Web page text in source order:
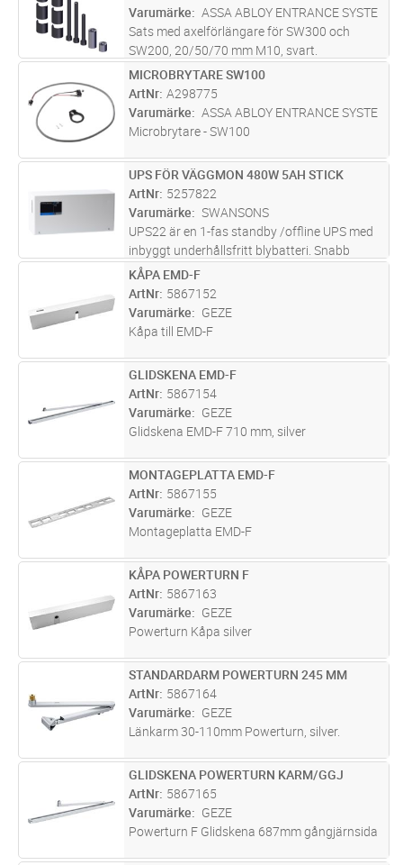
tryckande installationer med glidskena.
Varumärke
ASSA ABLOY ENTRANCE SYSTE
Sats med axelförlängare för SW300 och
SW200, 20/50/70 mm M10, svart.
ST Lägg i kundvagn
MICROBRYTARE SW100
ArtNr A298775
Varumärke
ASSA ABLOY ENTRANCE SYSTE
Microbrytare - SW100
ST Lägg i kundvagn
UPS FÖR VÄGGMON 480W 5AH STICK
ArtNr 5257822
Varumärke
SWANSONS
UPS22 är en 1-fas standby /offline UPS med
inbyggt underhållsfritt blybatteri. Snabb
omkopplingstid, 2-8mS till UPS läge och
snabb uppladdningstid (7 tim) av batteriet.
Off-line UPS med trapetsformad
ST Lägg i kundvagn
KÅPA EMD-F
ArtNr 5867152
Varumärke
GEZE
Kåpa till EMD-F
ST Lägg i kundvagn
GLIDSKENA EMD-F
ArtNr 5867154
Varumärke
GEZE
Glidskena EMD-F 710 mm, silver
ST Lägg i kundvagn
MONTAGEPLATTA EMD-F
ArtNr 5867155
Varumärke
GEZE
Montageplatta EMD-F
ST Lägg i kundvagn
KÅPA POWERTURN F
ArtNr 5867163
Varumärke
GEZE
Powerturn Kåpa silver
ST Lägg i kundvagn
STANDARDARM POWERTURN 245 MM
ArtNr 5867164
Varumärke
GEZE
Länkarm 30-110mm Powerturn, silver.
ST Lägg i kundvagn
GLIDSKENA POWERTURN KARM/GGJ
ArtNr 5867165
Varumärke
GEZE
Powerturn F Glidskena 687mm gångjärnsida